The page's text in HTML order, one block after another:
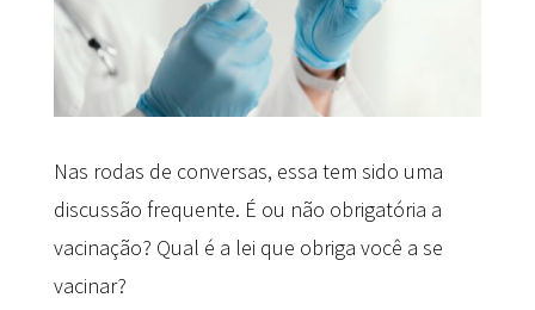
Nas rodas de conversas, essa tem sido uma
discussão frequente. É ou não obrigatória a
vacinação? Qual é a lei que obriga você a se
vacinar?